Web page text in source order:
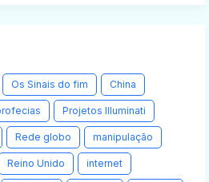
Os Sinais do fim China
Projetos Illuminati
Rede globo manipulação
Reino Unido internet